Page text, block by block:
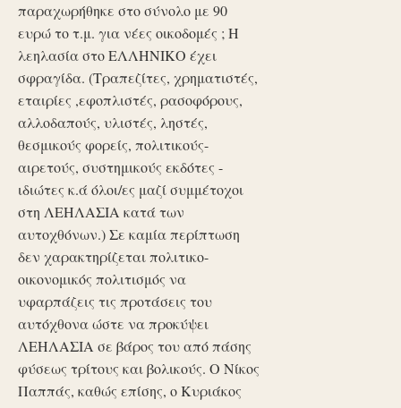
παραχωρήθηκε στο σύνολο με 90
ευρώ το τ.μ. για νέες οικοδομές ; Η
λεηλασία στο ΕΛΛΗΝΙΚΟ έχει
σφραγίδα. (Τραπεζίτες, χρηματιστές,
εταιρίες ,εφοπλιστές, ρασοφόρους,
αλλοδαπούς, υλιστές, ληστές,
θεσμικούς φορείς, πολιτικούς-
αιρετούς, συστημικούς εκδότες -
ιδιώτες κ.ά όλοι/ες μαζί συμμέτοχοι
στη ΛΕΗΛΑΣΙΑ κατά των
αυτοχθόνων.) Σε καμία περίπτωση
δεν χαρακτηρίζεται πολιτικο-
οικονομικός πολιτισμός να
υφαρπάζεις τις προτάσεις του
αυτόχθονα ώστε να προκύψει
ΛΕΗΛΑΣΙΑ σε βάρος του από πάσης
φύσεως τρίτους και βολικούς. Ο Νίκος
Παππάς, καθώς επίσης, ο Κυριάκος